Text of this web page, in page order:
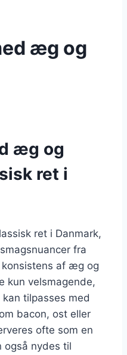
æg og
æg og
ret i
ret i Danmark,
fra
af æg og
kun velsmagende,
tilpasses med
bacon, ost eller
ofte som en
også nydes til